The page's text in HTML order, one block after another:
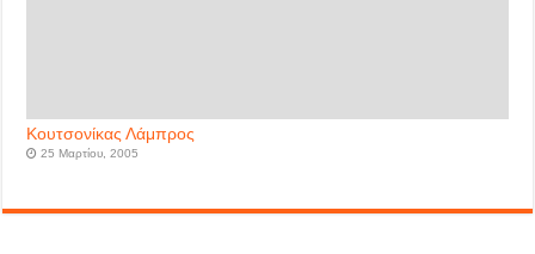
Κουτσονίκας Λάμπρος
25 Μαρτίου, 2005